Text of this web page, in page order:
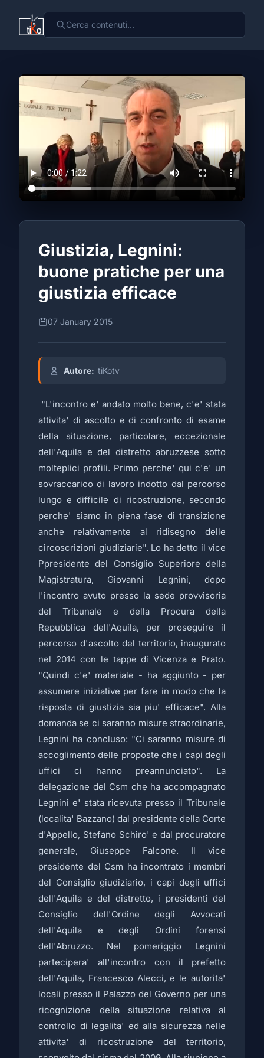
Giustizia, Legnini:
buone pratiche per una
giustizia efficace
07 January 2015
Autore: tiKotv
"L'incontro e' andato molto bene, c'e' stata
attivita' di ascolto e di confronto di esame
della situazione, particolare, eccezionale
dell'Aquila e del distretto abruzzese sotto
molteplici profili. Primo perche' qui c'e' un
sovraccarico di lavoro indotto dal percorso
lungo e difficile di ricostruzione, secondo
perche' siamo in piena fase di transizione
anche relativamente al ridisegno delle
circoscrizioni giudiziarie". Lo ha detto il vice
Ppresidente del Consiglio Superiore della
Magistratura, Giovanni Legnini, dopo
l'incontro avuto presso la sede provvisoria
del Tribunale e della Procura della
Repubblica dell'Aquila, per proseguire il
percorso d'ascolto del territorio, inaugurato
nel 2014 con le tappe di Vicenza e Prato.
"Quindi c'e' materiale - ha aggiunto - per
assumere iniziative per fare in modo che la
risposta di giustizia sia piu' efficace". Alla
domanda se ci saranno misure straordinarie,
Legnini ha concluso: "Ci saranno misure di
accoglimento delle proposte che i capi degli
uffici ci hanno preannunciato". La
delegazione del Csm che ha accompagnato
Legnini e' stata ricevuta presso il Tribunale
(localita' Bazzano) dal presidente della Corte
d'Appello, Stefano Schiro' e dal procuratore
generale, Giuseppe Falcone. Il vice
presidente del Csm ha incontrato i membri
del Consiglio giudiziario, i capi degli uffici
dell'Aquila e del distretto, i presidenti del
Consiglio dell'Ordine degli Avvocati
dell'Aquila e degli Ordini forensi
dell'Abruzzo. Nel pomeriggio Legnini
partecipera' all'incontro con il prefetto
dell'Aquila, Francesco Alecci, e le autorita'
locali presso il Palazzo del Governo per una
ricognizione della situazione relativa al
controllo di legalita' ed alla sicurezza nelle
attivita' di ricostruzione del territorio,